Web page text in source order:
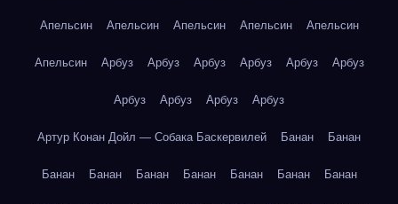
Апельсин Апельсин Апельсин Апельсин Апельсин
Апельсин Арбуз Арбуз Арбуз Арбуз Арбуз Арбуз
Арбуз Арбуз Арбуз Арбуз
Артур Конан Дойл — Собака Баскервилей Банан Банан
Банан Банан Банан Банан Банан Банан Банан